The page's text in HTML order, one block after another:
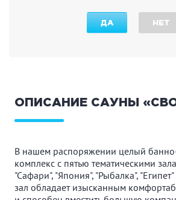
ОПИСАНИЕ САУНЫ
В нашем распоряжении целый
комплекс с пятью тематическими
"Сафари", "Япония", "Рыбалка",
зал обладает изысканным
ДА НЕТ